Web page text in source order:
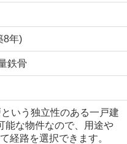
8年)
鉄骨
いう独立性のある一戸建
能な物件なので、用途や
経路を選択できます。